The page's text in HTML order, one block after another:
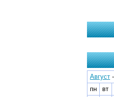
Август -
пн
вт